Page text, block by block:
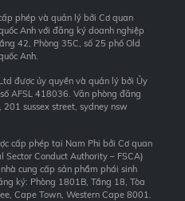
phép và quản lý bởi Cơ quan
Anh với đăng ký doanh nghiệp
42, Phòng 35C, số 25 phố Old
Anh.
được ủy quyền và quản lý bởi Ủy
AFSL 418036. Văn phòng đăng
sussex street, sydney nsw
cấp phép tại Nam Phi bởi Cơ quan
Sector Conduct Authority – FSCA)
cung cấp sản phẩm phái sinh
ký: Phòng 1801B, Tầng 18, Tòa
Cape Town, Western Cape 8001.